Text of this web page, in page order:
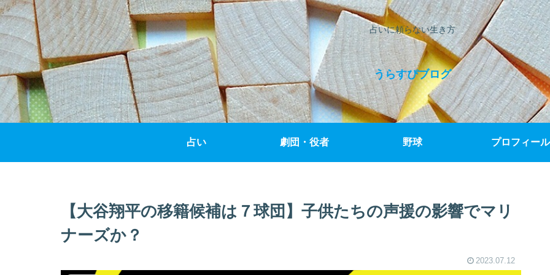
占いに頼らない生き方
うらすぴブログ
占い 劇団・役者 野球 プロフィール
【大谷翔平の移籍候補は７球団】子供たちの声援の影響でマリ
ナーズか？
2023.07.12